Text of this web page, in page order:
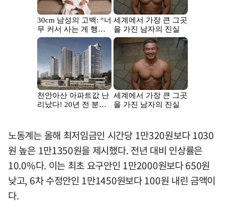
노동계는 올해 최저임금인 시간당 1만320원보다 1030
원 높은 1만1350원을 제시했다. 전년 대비 인상률은
10.0%다. 이는 최초 요구안인 1만2000원보다 650원
낮고, 6차 수정안인 1만1450원보다 100원 내린 금액이
다.